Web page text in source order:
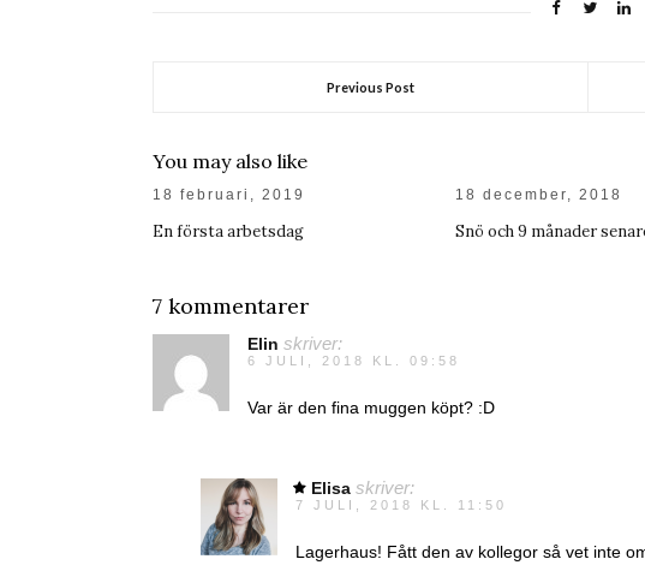
Previous Post
You may also like
18 februari, 2019
En första arbetsdag
18 december, 2018
Snö och 9 månader
7 kommentarer
Elin skriver:
6 JULI, 2018 KL. 09:58
Var är den fina muggen köpt? :D
Elisa skriver:
7 JULI, 2018 KL. 11:50
Lagerhaus! Fått den av kollegor så vet inte